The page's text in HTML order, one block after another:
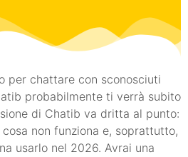
per chattare con sconosciuti
probabilmente ti verrà subito
di Chatib va dritta al punto:
non funziona e, soprattutto,
usarlo nel 2026. Avrai una